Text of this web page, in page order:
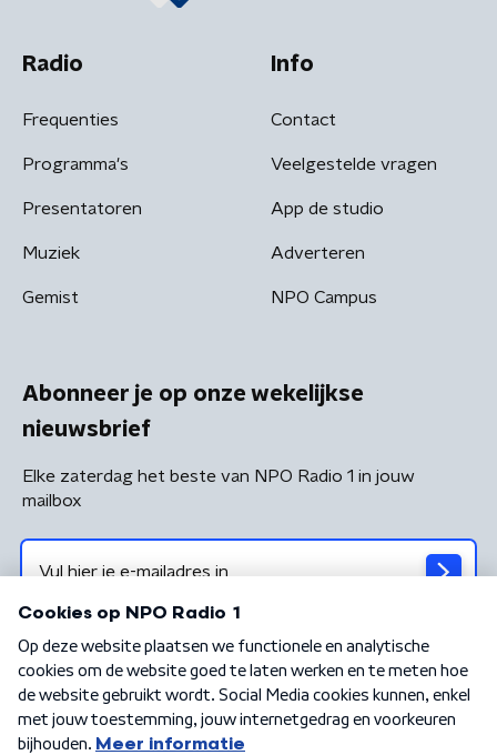
Radio
Frequenties
Programma's
Presentatoren
Muziek
Gemist
Info
Contact
Veelgestelde vragen
App de studio
Adverteren
NPO Campus
Abonneer je op onze wekelijkse
nieuwsbrief
Elke zaterdag het beste van NPO Radio 1 in jouw
mailbox
Algemene voorwaarden